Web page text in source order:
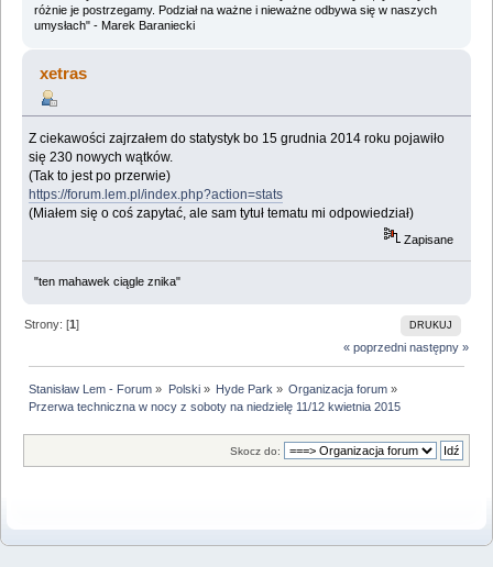
różnie je postrzegamy. Podział na ważne i nieważne odbywa się w naszych
umysłach" - Marek Baraniecki
xetras
Z ciekawości zajrzałem do statystyk bo 15 grudnia 2014 roku pojawiło
się 230 nowych wątków.
(Tak to jest po przerwie)
https://forum.lem.pl/index.php?action=stats
(Miałem się o coś zapytać, ale sam tytuł tematu mi odpowiedział)
Zapisane
"ten mahawek ciągle znika"
DRUKUJ
Strony: [1]
« poprzedni następny »
Stanisław Lem - Forum » Polski» Hyde Park » Organizacja forum »
Przerwa techniczna w nocy z soboty na niedzielę 11/12 kwietnia 2015
Skocz do: